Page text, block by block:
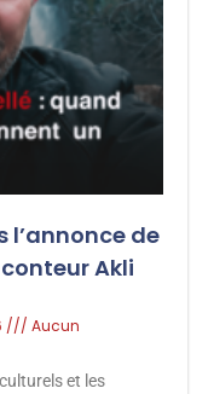
l’annonce de
Akli
Aucun
et les